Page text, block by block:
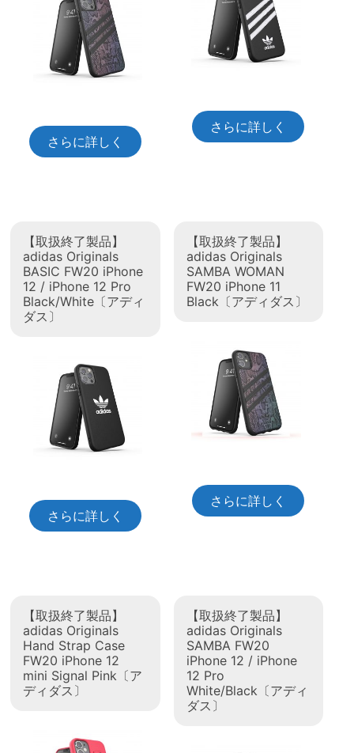
さらに詳しく
さらに詳しく
【取扱終了製品】
adidas Originals
BASIC FW20 iPhone
12 / iPhone 12 Pro
Black/White〔アディ
ダス〕
さらに詳しく
【取扱終了製品】
adidas Originals
SAMBA WOMAN
FW20 iPhone 11
Black〔アディダス〕
さらに詳しく
【取扱終了製品】
adidas Originals
Hand Strap Case
FW20 iPhone 12
mini Signal Pink〔ア
ディダス〕
【取扱終了製品】
adidas Originals
SAMBA FW20
iPhone 12 / iPhone
12 Pro
White/Black〔アディ
ダス〕